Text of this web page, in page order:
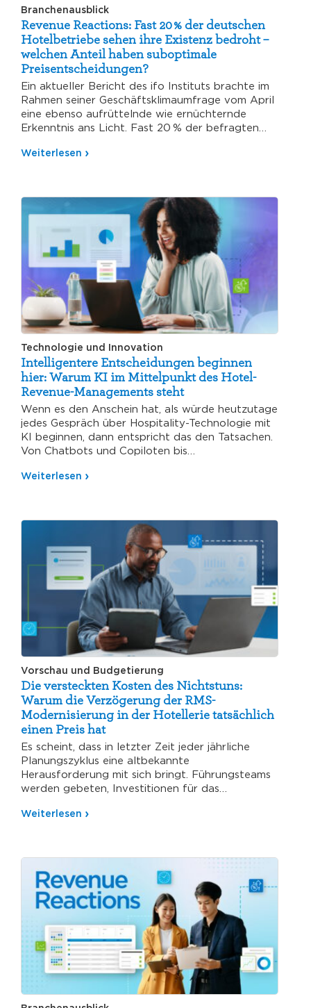
Branchenausblick
Revenue Reactions: Fast 20 % der deutschen
Hotelbetriebe sehen ihre Existenz bedroht –
welchen Anteil haben suboptimale
Preisentscheidungen?
Ein aktueller Bericht des ifo Instituts brachte im
Rahmen seiner Geschäftsklimaumfrage vom April
eine ebenso aufrüttelnde wie ernüchternde
Erkenntnis ans Licht. Fast 20 % der befragten…
Weiterlesen
Technologie und Innovation
Intelligentere Entscheidungen beginnen
hier: Warum KI im Mittelpunkt des Hotel-
Revenue-Managements steht
Wenn es den Anschein hat, als würde heutzutage
jedes Gespräch über Hospitality-Technologie mit
KI beginnen, dann entspricht das den Tatsachen.
Von Chatbots und Copiloten bis…
Weiterlesen
Vorschau und Budgetierung
Die versteckten Kosten des Nichtstuns:
Warum die Verzögerung der RMS-
Modernisierung in der Hotellerie tatsächlich
einen Preis hat
Es scheint, dass in letzter Zeit jeder jährliche
Planungszyklus eine altbekannte
Herausforderung mit sich bringt. Führungsteams
werden gebeten, Investitionen für das
Weiterlesen